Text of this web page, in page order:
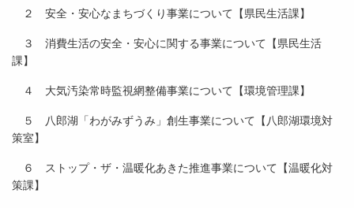
２ 安全・安心なまちづくり事業について【県民生活課】
３ 消費生活の安全・安心に関する事業について【県民生活
課】
４ 大気汚染常時監視網整備事業について【環境管理課】
５ 八郎湖「わがみずうみ」創生事業について【八郎湖環境対
策室】
６ ストップ・ザ・温暖化あきた推進事業について【温暖化対
策課】